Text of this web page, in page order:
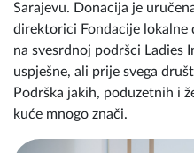
Sarajevu. Donacija je
direktorici Fondacije lokalne
na svesrdnoj podršci Ladies
uspješne, ali prije svega
Podrška jakih, poduzetnih i
kuće mnogo znači.